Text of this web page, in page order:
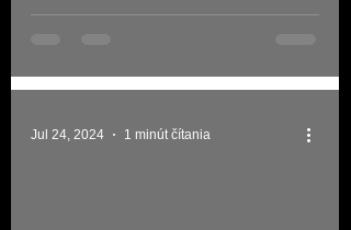
Jul 24, 2024 1 minút čítania